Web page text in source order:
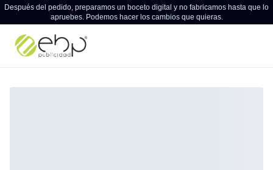
Después del pedido, preparamos un boceto digital y no fabricamos hasta que lo
apruebes. Podemos hacer los cambios que quieras.